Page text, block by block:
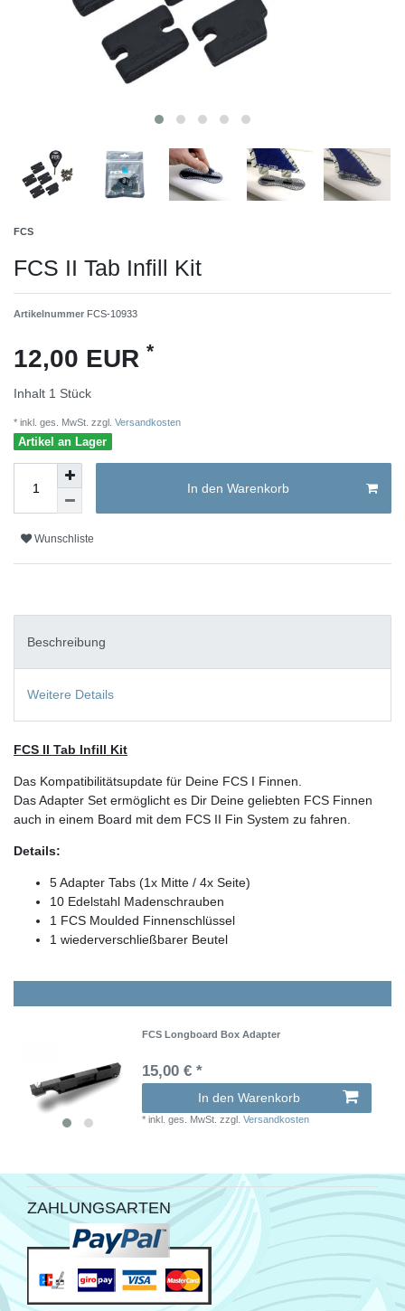
FCS
FCS II Tab Infill Kit
Artikelnummer FCS-10933
12,00 EUR *
Inhalt 1 Stück
* inkl. ges. MwSt. zzgl. Versandkosten
Artikel an Lager
In den Warenkorb
Wunschliste
Beschreibung
Weitere Details
FCS II Tab Infill Kit
Das Kompatibilitätsupdate für Deine FCS I Finnen.
Das Adapter Set ermöglicht es Dir Deine geliebten FCS Finnen
auch in einem Board mit dem FCS II Fin System zu fahren.
Details:
5 Adapter Tabs (1x Mitte / 4x Seite)
10 Edelstahl Madenschrauben
1 FCS Moulded Finnenschlüssel
1 wiederverschließbarer Beutel
FCS Longboard Box Adapter
15,00 € *
In den Warenkorb
*inkl. ges. MwSt. zzgl.Versandkosten
ZAHLUNGSARTEN